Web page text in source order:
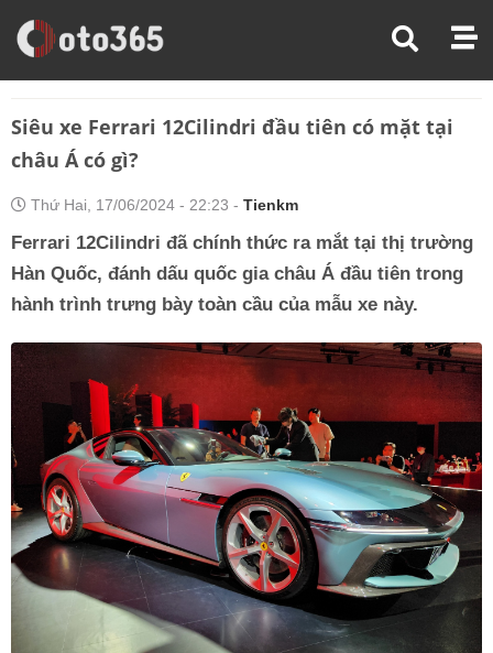
Trang Chủ
Tin Xe
Siêu xe Ferrari 12Cilindri đầu tiên có mặt tại
châu Á có gì?
Thứ Hai, 17/06/2024 - 22:23 - Tienkm
Ferrari 12Cilindri đã chính thức ra mắt tại thị trường
Hàn Quốc, đánh dấu quốc gia châu Á đầu tiên trong
hành trình trưng bày toàn cầu của mẫu xe này.